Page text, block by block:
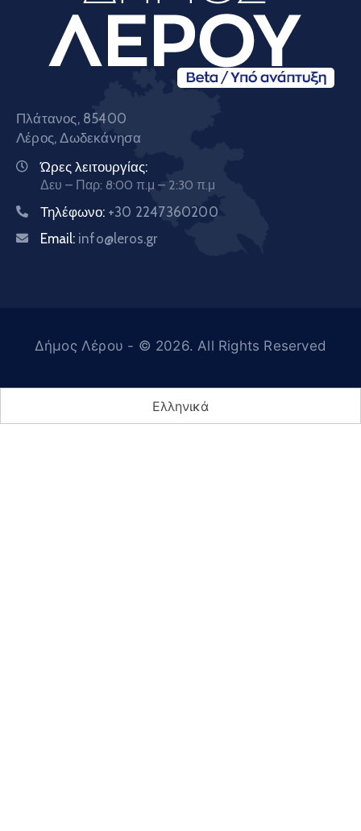
Πλάτανος, 85400
Λέρος, Δωδεκάνησα
Ώρες λειτουργίας:
Δευ – Παρ: 8:00 π.μ – 2:30 π.μ
Τηλέφωνο: +30 2247360200
Email: info@leros.gr
Δήμος Λέρου - © 2026. All Rights Reserved
Ελληνικά